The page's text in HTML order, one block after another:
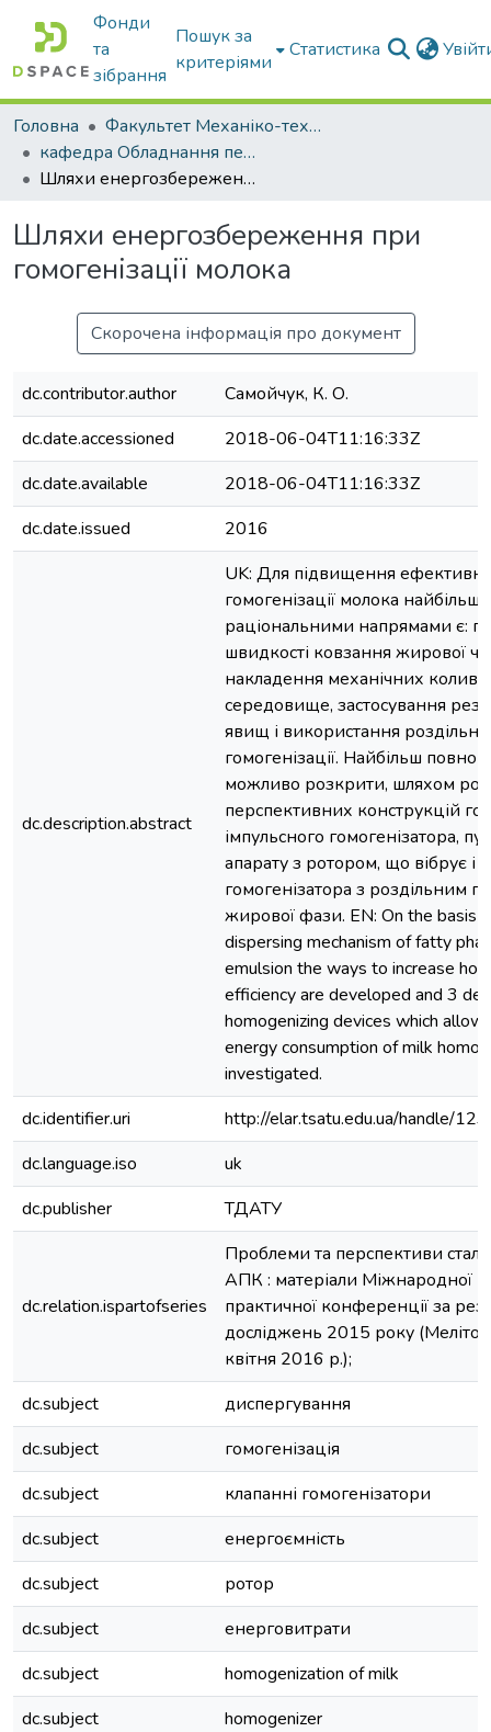
Фонди
та
зібрання
Пошук за
критеріями
Статистика
Головна
Факультет Механіко-технологічний
кафедра Обладнання переробних і харчових виробництв ім. професора Ф.Ю. Ялпачика
Шляхи енергозбереження при гомогенізації молока
Шляхи енергозбереження при
гомогенізації молока
Скорочена інформація про документ
dc.contributor.author
Самойчук, К. О.
dc.date.accessioned
2018-06-04T11:16:33Z
dc.date.available
2018-06-04T11:16:33Z
dc.date.issued
2016
dc.description.abstract
UK: Для підвищення
гомогенізації молока найбільш
раціональними напрямами є:
швидкості ковзання жирової
накладення механічних
середовище, застосування
явищ і використання
гомогенізації. Найбільш повно
можливо розкрити, шляхом
перспективних конструкцій
імпульсного гомогенізатора,
апарату з ротором, що вібрує і
гомогенізатора з роздільним
жирової фази. EN: On the basis
dispersing mechanism of fatty
emulsion the ways to increase
efficiency are developed and 3
homogenizing devices which allow
energy consumption of milk
investigated.
dc.identifier.uri
http://elar.tsatu.edu.ua/handle/
dc.language.iso
uk
dc.publisher
ТДАТУ
dc.relation.ispartofseries
Проблеми та перспективи
АПК : матеріали Міжнародної
практичної конференції за
досліджень 2015 року
квітня 2016 р.);
dc.subject
диспергування
dc.subject
гомогенізація
dc.subject
клапанні гомогенізатори
dc.subject
енергоємність
dc.subject
ротор
dc.subject
енерговитрати
dc.subject
homogenization of milk
dc.subject
homogenizer